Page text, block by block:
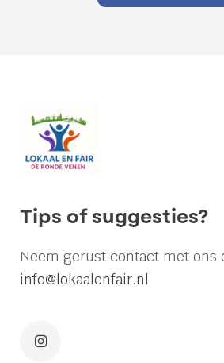
Fair,
met
aangenomen
moties
bij
behandeling
Tips of suggesties?
Neem gerust contact met ons
info@lokaalenfair.nl